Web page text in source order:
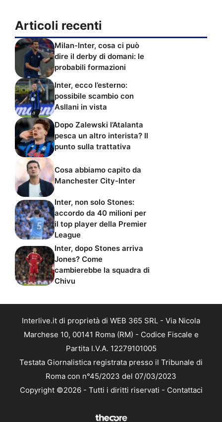
Articoli recenti
Milan-Inter, cosa ci può
dire il derby di domani: le
probabili formazioni
Inter, ecco l’esterno:
possibile scambio con
Asllani in vista
Dopo Zalewski l’Atalanta
pesca un altro interista? Il
punto sulla trattativa
Cosa abbiamo capito da
Manchester City-Inter
Inter, non solo Stones:
accordo da 40 milioni per
il top player della Premier
League
Inter, dopo Stones arriva
Jones? Come
cambierebbe la squadra di
Chivu
Interlive.it di proprietà di WEB 365 SRL - Via Nicola
Marchese 10, 00141 Roma (RM) - Codice Fiscale e
Partita I.V.A. 12279101005
Testata Giornalistica registrata presso il Tribunale di
Roma con n°45/2023 del 07/03/2023
Copyright ©2026 - Tutti i diritti riservati - Contattaci